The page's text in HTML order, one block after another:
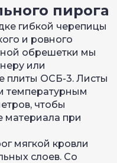
пирога
гибкой черепицы
и ровного
обрешетки мы
или
плиты ОСБ-3. Листы
температурным
чтобы
материала при
мягкой кровли
слоев. Со